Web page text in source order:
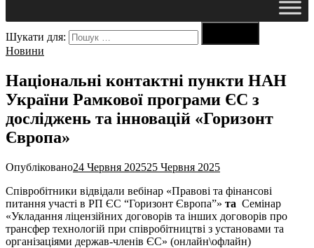
Шукати для:
Новини
Національні контактні пункти НАН
України Рамкової програми ЄС з
досліджень та інновацій «Горизонт
Європа»
Опубліковано24 Червня 202525 Червня 2025
Співробітники відвідали вебінар «Правові та фінансові
питання участі в РП ЄС “Горизонт Європа”» та Семінар
«Укладання ліцензійних договорів та інших договорів про
трансфер технологій при співробітництві з установами та
організаціями держав-членів ЄС» (онлайн\офлайн)